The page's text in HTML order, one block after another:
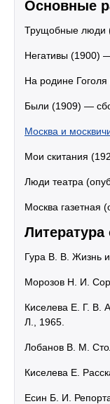
Основные
Трущобные люди
Негативы (1900)
На родине Гоголя
Были (1909) —
Москва и
Мои скитания
Люди театра
Москва газетная
Гура В. В. Жизнь
Морозов Н. И.
Киселева Е. Г. В.
Л., 1965.
Лобанов В. М.
Киселева Е.
Есин Б. И.